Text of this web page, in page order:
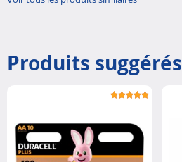
Produits suggérés